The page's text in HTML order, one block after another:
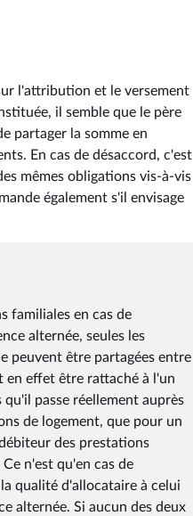
l'attribution et le versement
il semble que le père
partager la somme en
En cas de désaccord, c'est
mêmes obligations vis-à-vis
également s'il envisage
familiales en cas de
alternée, seules les
peuvent être partagées entre
en effet être rattaché à l'un
passe réellement auprès
de logement, que pour un
des prestations
n'est qu'en cas de
qualité d'allocataire à celui
alternée. Si aucun des deux